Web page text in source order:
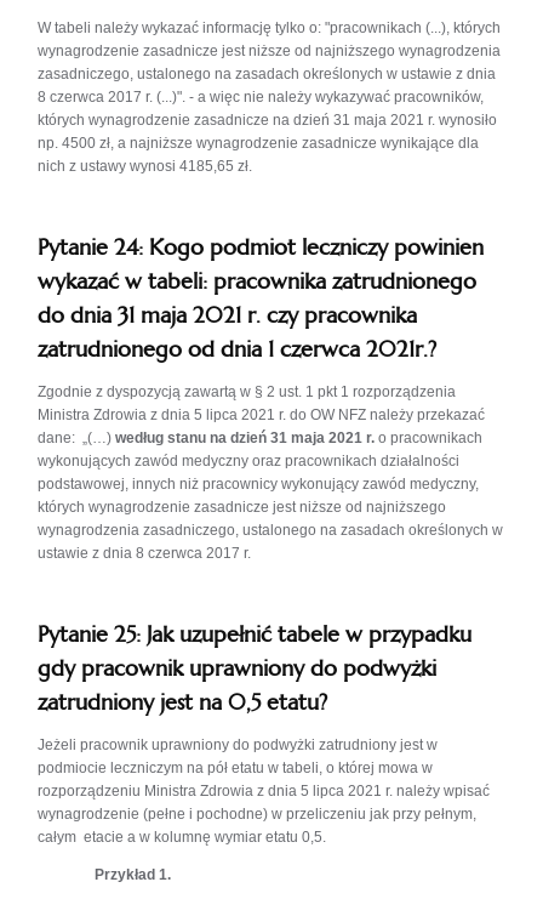
W tabeli należy wykazać informację tylko o: "pracownikach (...), których
wynagrodzenie zasadnicze jest niższe od najniższego wynagrodzenia
zasadniczego, ustalonego na zasadach określonych w ustawie z dnia
8 czerwca 2017 r. (...)". - a więc nie należy wykazywać pracowników,
których wynagrodzenie zasadnicze na dzień 31 maja 2021 r. wynosiło
np. 4500 zł, a najniższe wynagrodzenie zasadnicze wynikające dla
nich z ustawy wynosi 4185,65 zł.
Pytanie 24: Kogo podmiot leczniczy powinien
wykazać w tabeli: pracownika zatrudnionego
do dnia 31 maja 2021 r. czy pracownika
zatrudnionego od dnia 1 czerwca 2021r.?
Zgodnie z dyspozycją zawartą w § 2 ust. 1 pkt 1 rozporządzenia
Ministra Zdrowia z dnia 5 lipca 2021 r. do OW NFZ należy przekazać
dane: „(…)według stanu na dzień 31 maja 2021 r. o pracownikach
wykonujących zawód medyczny oraz pracownikach działalności
podstawowej, innych niż pracownicy wykonujący zawód medyczny,
których wynagrodzenie zasadnicze jest niższe od najniższego
wynagrodzenia zasadniczego, ustalonego na zasadach określonych w
ustawie z dnia 8 czerwca 2017 r.
Pytanie 25: Jak uzupełnić tabele w przypadku
gdy pracownik uprawniony do podwyżki
zatrudniony jest na 0,5 etatu?
Jeżeli pracownik uprawniony do podwyżki zatrudniony jest w
podmiocie leczniczym na pół etatu w tabeli, o której mowa w
rozporządzeniu Ministra Zdrowia z dnia 5 lipca 2021 r. należy wpisać
wynagrodzenie (pełne i pochodne) w przeliczeniu jak przy pełnym,
całym etacie a w kolumnę wymiar etatu 0,5.
Przykład 1.